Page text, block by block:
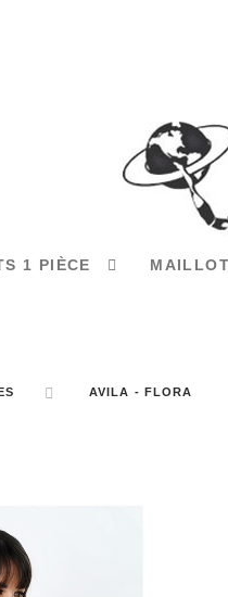
1 PIÈCE
AVILA - FLORA